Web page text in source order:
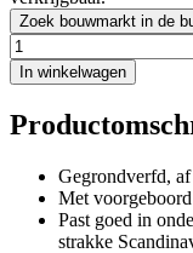
Zoek bouwmarkt in de
In winkelwagen
Gegrondverfd,
Met
Past goed in
strakke